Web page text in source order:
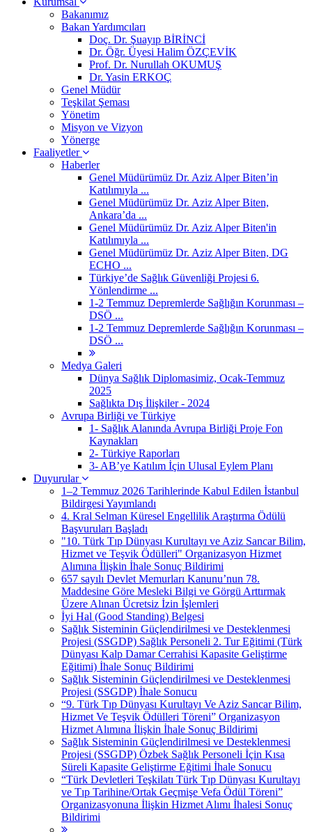
Bakanımız
Bakan Yardımcıları
Doç. Dr. Şuayıp BİRİNCİ
Dr. Öğr. Üyesi Halim ÖZÇEVİK
Prof. Dr. Nurullah OKUMUŞ
Dr. Yasin ERKOÇ
Genel Müdür
Teşkilat Şeması
Yönetim
Misyon ve Vizyon
Yönerge
Faaliyetler
Haberler
Genel Müdürümüz Dr. Aziz Alper Biten’in
Katılımıyla ...
Genel Müdürümüz Dr. Aziz Alper Biten,
Ankara’da ...
Genel Müdürümüz Dr. Aziz Alper Biten'in
Katılımıyla ...
Genel Müdürümüz Dr. Aziz Alper Biten, DG
ECHO ...
Türkiye’de Sağlık Güvenliği Projesi 6.
Yönlendirme ...
1-2 Temmuz Depremlerde Sağlığın Korunması –
DSÖ ...
1-2 Temmuz Depremlerde Sağlığın Korunması –
DSÖ ...
Medya Galeri
Dünya Sağlık Diplomasimiz, Ocak-Temmuz
2025
Sağlıkta Dış İlişkiler - 2024
Avrupa Birliği ve Türkiye
1- Sağlık Alanında Avrupa Birliği Proje Fon
Kaynakları
2- Türkiye Raporları
3- AB’ye Katılım İçin Ulusal Eylem Planı
Duyurular
1–2 Temmuz 2026 Tarihlerinde Kabul Edilen İstanbul
Bildirgesi Yayımlandı
4. Kral Selman Küresel Engellilik Araştırma Ödülü
Başvuruları Başladı
"10. Türk Tıp Dünyası Kurultayı ve Aziz Sancar Bilim,
Hizmet ve Teşvik Ödülleri" Organizasyon Hizmet
Alımına İlişkin İhale Sonuç Bildirimi
657 sayılı Devlet Memurları Kanunu’nun 78.
Maddesine Göre Mesleki Bilgi ve Görgü Arttırmak
Üzere Alınan Ücretsiz İzin İşlemleri
İyi Hal (Good Standing) Belgesi
Sağlık Sisteminin Güçlendirilmesi ve Desteklenmesi
Projesi (SSGDP) Sağlık Personeli 2. Tur Eğitimi (Türk
Dünyası Kalp Damar Cerrahisi Kapasite Geliştirme
Eğitimi) İhale Sonuç Bildirimi
Sağlık Sisteminin Güçlendirilmesi ve Desteklenmesi
Projesi (SSGDP) İhale Sonucu
“9. Türk Tıp Dünyası Kurultayı Ve Aziz Sancar Bilim,
Hizmet Ve Teşvik Ödülleri Töreni” Organizasyon
Hizmet Alımına İlişkin İhale Sonuç Bildirimi
Sağlık Sisteminin Güçlendirilmesi ve Desteklenmesi
Projesi (SSGDP) Özbek Sağlık Personeli İçin Kısa
Süreli Kapasite Geliştirme Eğitimi İhale Sonucu
“Türk Devletleri Teşkilatı Türk Tıp Dünyası Kurultayı
ve Tıp Tarihine/Ortak Geçmişe Vefa Ödül Töreni”
Organizasyonuna İlişkin Hizmet Alımı İhalesi Sonuç
Bildirimi